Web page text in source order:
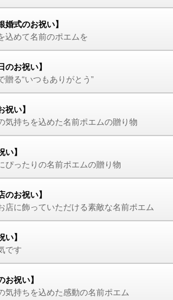
婚式のお祝い】
込めて名前のポエムを
のお祝い】
贈る“いつもありがとう”
祝い】
気持ちを込めた名前ポエムの贈り物
い】
ぴったりの名前ポエムの贈り物
のお祝い】
店に飾っていただける素敵な名前ポエム
い】
です
お祝い】
気持ちを込めた感動の名前ポエム